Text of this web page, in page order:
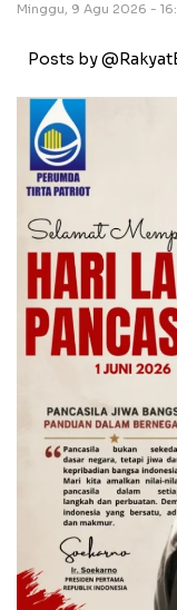
Minggu, 9 Agu 2026 -
Posts by